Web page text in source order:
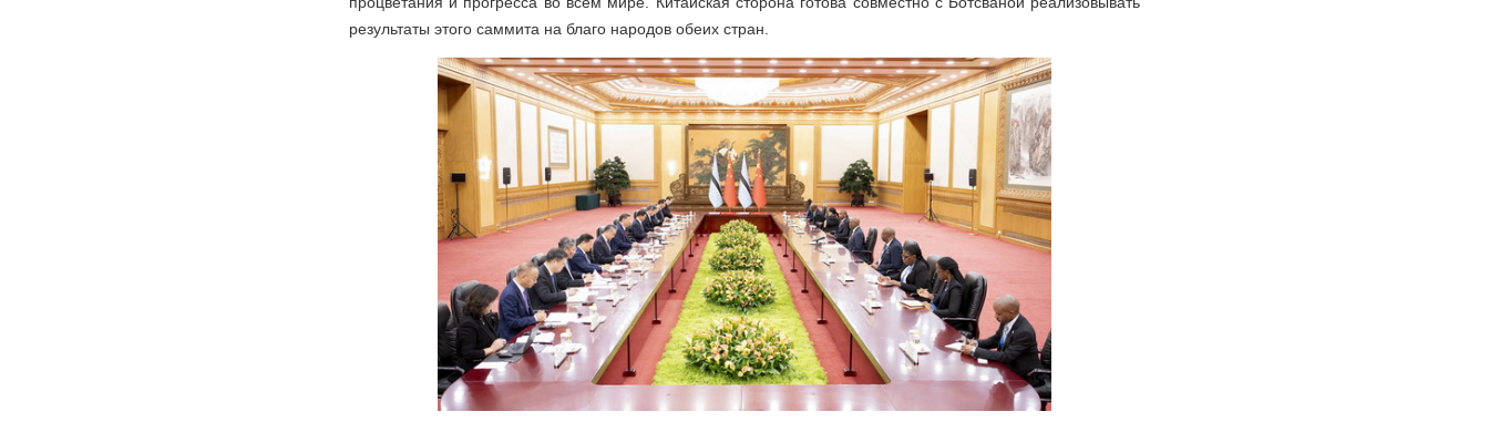
результаты этого саммита на благо народов обеих стран.